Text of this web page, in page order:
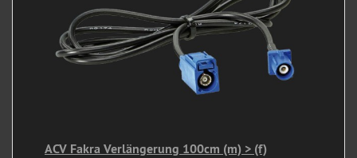
ACV Fakra Verlängerung 100cm (m) > (f)